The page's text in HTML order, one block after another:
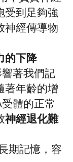
受到足夠強
神經傳導物
的下降
著我們記
著年齡的增
受體的正常
神經退化難
期記憶，容